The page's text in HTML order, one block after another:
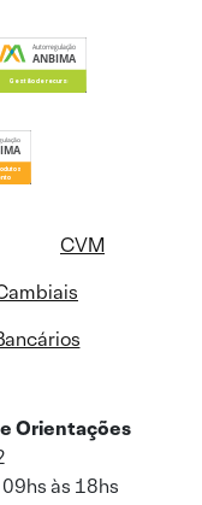
CVM
Orientações
às 18hs